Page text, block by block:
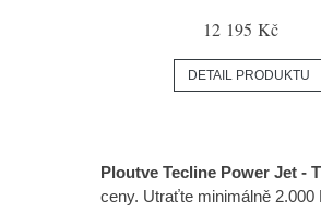
12 195 Kč
DETAIL PRODUKTU
Ploutve Tecline Power Jet -
ceny. Utraťte minimálně